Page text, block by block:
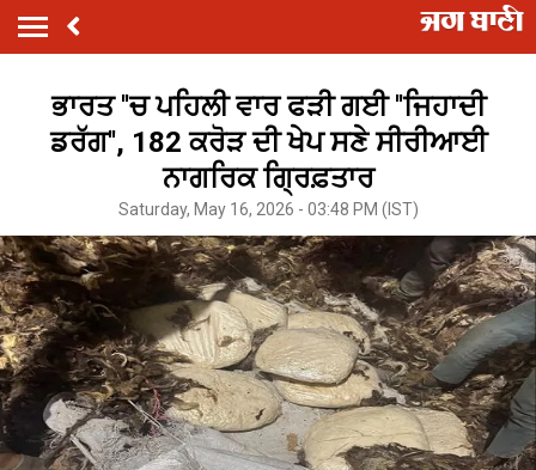
ਭਾਰਤ ''ਚ ਪਹਿਲੀ ਵਾਰ ਫੜੀ ਗਈ ''ਜਿਹਾਦੀ
ਡਰੱਗ'', 182 ਕਰੋੜ ਦੀ ਖੇਪ ਸਣੇ ਸੀਰੀਆਈ
ਨਾਗਰਿਕ ਗ੍ਰਿਫ਼ਤਾਰ
Saturday, May 16, 2026 - 03:48 PM (IST)